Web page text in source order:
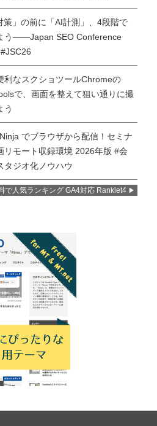
策」の前に「AI計測」、4段階で
う——Japan SEO Conference
利なスクショツールChromeの
で、画面を整えて狙い通りに撮
う
でブラウザから配信！セミナ
リモート収録環境 2026年版 #会
タジオ化ノウハウ
で人気ランキング GA4対応 Ranklet4